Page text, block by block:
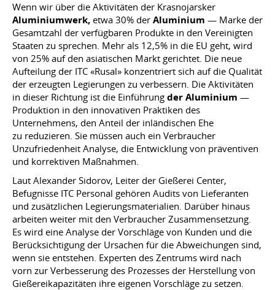
Wenn wir über die Aktivitäten der Krasnojarsker
Aluminiumwerk, etwa 30% der Aluminium — Marke der
Gesamtzahl der verfügbaren Produkte in den Vereinigten
Staaten zu sprechen. Mehr als 12,5% in die EU geht, wird
von 25% auf den asiatischen Markt gerichtet. Die neue
Aufteilung der ITC «Rusal» konzentriert sich auf die Qualität
der erzeugten Legierungen zu verbessern. Die Aktivitäten
in dieser Richtung ist die Einführung der Aluminium —
Produktion in den innovativen Praktiken des
Unternehmens, den Anteil der inländischen Ehe
zu reduzieren. Sie müssen auch ein Verbraucher
Unzufriedenheit Analyse, die Entwicklung von präventiven
und korrektiven Maßnahmen.
Laut Alexander Sidorov, Leiter der Gießerei Center,
Befugnisse ITC Personal gehören Audits von Lieferanten
und zusätzlichen Legierungsmaterialien. Darüber hinaus
arbeiten weiter mit den Verbraucher Zusammensetzung.
Es wird eine Analyse der Vorschläge von Kunden und die
Berücksichtigung der Ursachen für die Abweichungen sind,
wenn sie entstehen. Experten des Zentrums wird nach
vorn zur Verbesserung des Prozesses der Herstellung von
Gießereikapazitäten ihre eigenen Vorschläge zu setzen.